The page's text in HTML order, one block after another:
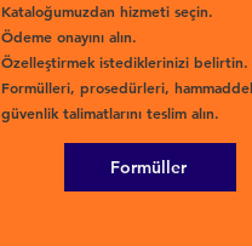
Kataloğumuzdan hizmeti seçin.
Ödeme onayını alın.
Özelleştirmek istediklerinizi belirtin.
Formülleri, prosedürleri,
güvenlik talimatlarını teslim alın.
Formüller